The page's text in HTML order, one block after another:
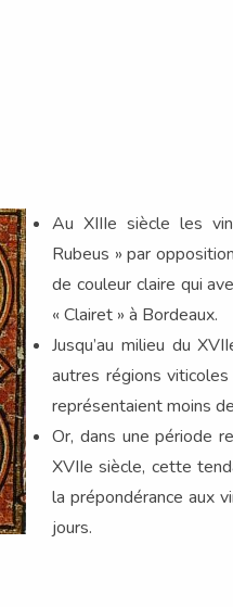
Au XIIIe siècle les
Rubeus » par
de couleur claire qui
« Clairet » à Bordeaux.
Jusqu’au milieu du
autres régions
représentaient moins
Or, dans une période
XVIIe siècle, cette
la prépondérance aux
jours.